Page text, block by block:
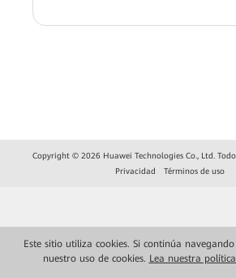
Este sitio utiliza cookies. Si continúa
nuestro uso de cookies. Lea nuestra
Copyright © 2026 Huawei Technologies Co., Ltd.
Privacidad
Términos de uso